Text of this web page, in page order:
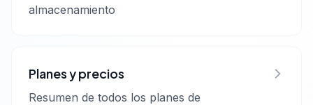
almacenamiento
Planes y precios
Resumen de todos los planes de